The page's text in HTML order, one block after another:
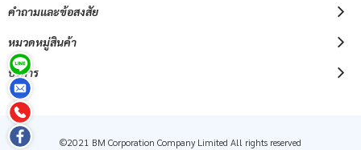
คำถามและข้อสงสัย
หมวดหมู่สินค้า
บริการ
©2021 BM Corporation Company Limited All rights reserved